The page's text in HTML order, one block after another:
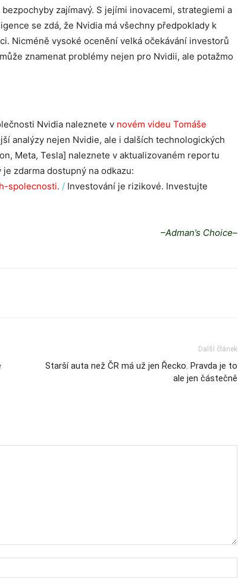
zajímavý. S jejími inovacemi, strategiemi a
se zdá, že Nvidia má všechny předpoklady k
Nicméně vysoké ocenění velká očekávání investorů
znamenat problémy nejen pro Nvidii, ale potažmo
Nvidia naleznete v novém videu Tomáše
analýzy nejen Nvidie, ale i dalších technologických
Meta, Tesla] naleznete v aktualizovaném reportu
zdarma dostupný na odkazu:
spolecnosti. / Investování je rizikové. Investujte
–Adman’s Choice–
Další článek
Starší auta než ČR má už jen Řecko. Pravda je to
ale jen částečně